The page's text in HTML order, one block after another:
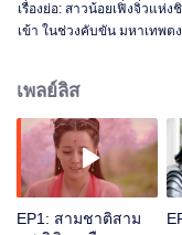
เรื่องย่อ: สาวน้อยเฟิ่งจิ่วแห่
เข้า ในช่วงคับขัน มหาเทพต
กัน นางพบว่าการตอบแทนบุ
ที่ ต่อสู้กับความชั่วร้ายมานับ
เพลย์ลิส
EP1: สามชาติสาม